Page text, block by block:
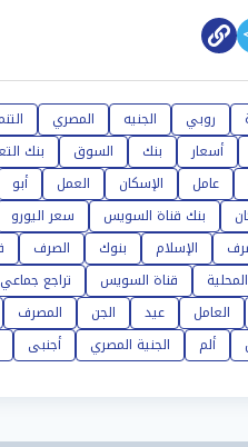
روبي الجنيه المصري
أسعار بنك السوق بنك
عامل الإسكان العمل أبو
بنك قناة السويس سعر اليورو
الإسلام بنوك الصرف
قناة السويس تراجع جماعي
العامل عيد الجن المصرف
ألم الجنية المصري أجنبى